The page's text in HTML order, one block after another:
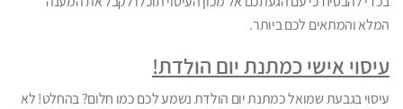
המלא והמתאים לכם ביותר.
עיסוי אישי כמתנת יום הולדת!
עיסוי בגבעת שמואל כמתנת יום הולדת נשמע לכם כמו חלום? בהחלט! לא